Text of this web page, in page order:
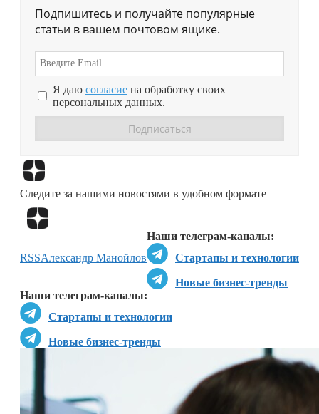
Подпишитесь и получайте популярные
статьи в вашем почтовом ящике.
Я даю согласие на обработку своих
персональных данных.
Следите за нашими новостями в удобном формате
Наши телеграм-каналы:
Стартапы и технологии
Новые бизнес-тренды
Наши телеграм-каналы:
Стартапы и технологии
Новые бизнес-тренды
RSSАлександр Манойлов